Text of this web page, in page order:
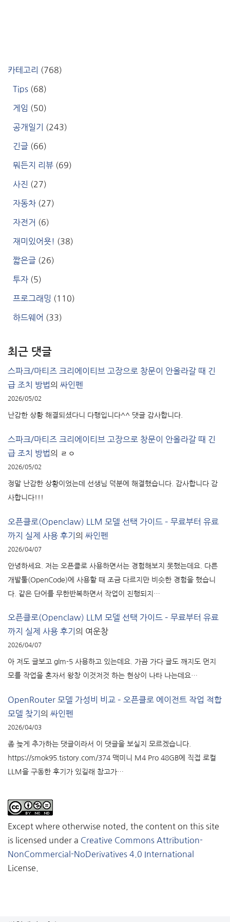
카테고리 (768)
Tips (68)
게임 (50)
공개일기 (243)
긴글 (66)
뭐든지 리뷰 (69)
사진 (27)
자동차 (27)
자전거 (6)
재미있어욧! (38)
짧은글 (26)
투자 (5)
프로그래밍 (110)
하드웨어 (33)
최근 댓글
스파크/마티즈 크리에이티브 고장으로 창문이 안올라갈 때 긴
급 조치 방법의 싸인펜
2026/05/02
난감한 상황 해결되셨다니 다행입니다^^ 댓글 감사합니다.
스파크/마티즈 크리에이티브 고장으로 창문이 안올라갈 때 긴
급 조치 방법의 ㄹㅇ
2026/05/02
정말 난감한 상황이었는데 선생님 덕분에 해결했습니다. 감사합니다 감
사합니다!!!
오픈클로(Openclaw) LLM 모델 선택 가이드 – 무료부터 유료
까지 실제 사용 후기 의 싸인펜
2026/04/07
안녕하세요. 저는 오픈클로 사용하면서는 경험해보지 못했는데요. 다른
개발툴(OpenCode)에 사용할 때 조금 다르지만 비슷한 경험을 했습니
다. 같은 단어를 무한반복하면서 작업이 진행되지…
오픈클로(Openclaw) LLM 모델 선택 가이드 – 무료부터 유료
까지 실제 사용 후기 의 여운창
2026/04/07
아 저도 글보고 glm-5 사용하고 있는데요. 가끔 가다 글도 깨지도 먼지
모를 작업을 혼자서 왕창 이것저것 하는 현상이 나타 나는데요…
OpenRouter 모델 가성비 비교 – 오픈클로 에이전트 작업 적합
모델 찾기 의 싸인펜
2026/04/03
좀 늦게 추가하는 댓글이라서 이 댓글을 보실지 모르겠습니다.
https://smok95.tistory.com/374 맥미니 M4 Pro 48GB에 직접 로컬
LLM을 구동한 후기가 있길래 참고가…
Except where otherwise noted, the content on this site
is licensed under a Creative Commons Attribution-
NonCommercial-NoDerivatives 4.0 International
License.